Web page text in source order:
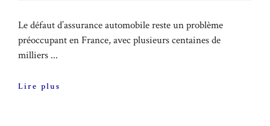
Le défaut d’assurance automobile reste un problème
préoccupant en France, avec plusieurs centaines de
milliers ...
Lire plus